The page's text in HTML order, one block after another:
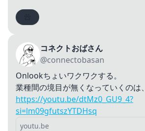
コネクトおばさん
@connectobasan
Onlookちょいワクワクする。
業種間の境目が無くなっていくのは
https://youtu.be/dtMz0_GU9_4?
si=lm09gfutszYTDHsq
youtu.be